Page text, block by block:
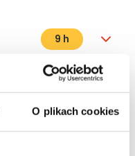
O plikach cookies
9 h
1 h